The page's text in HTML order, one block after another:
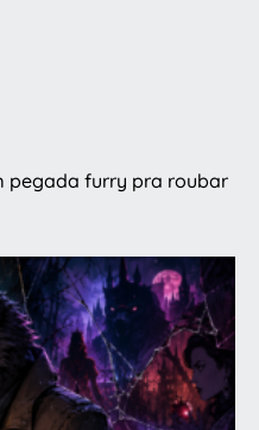
pegada furry pra roubar